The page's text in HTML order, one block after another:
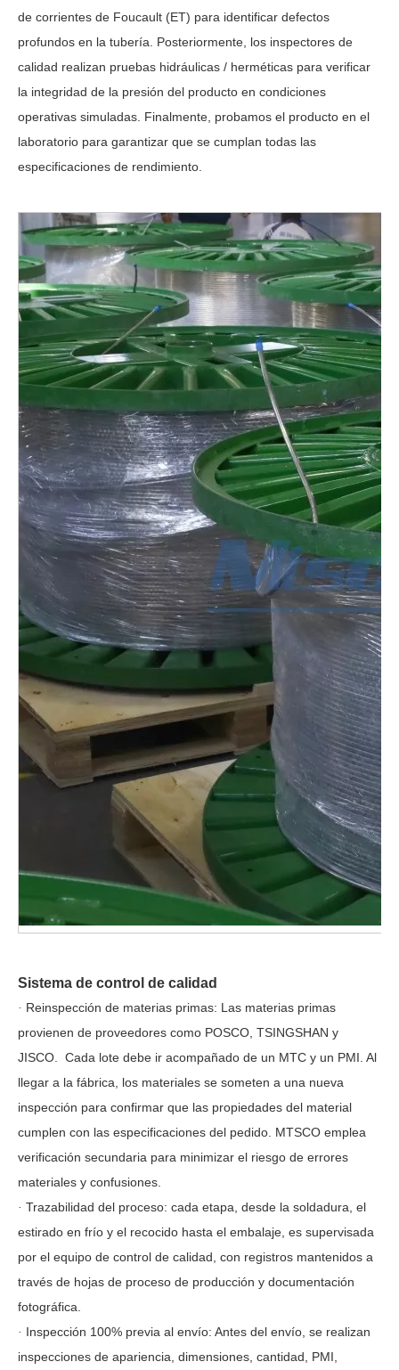
de corrientes de Foucault (ET) para identificar defectos
profundos en la tubería. Posteriormente, los inspectores de
calidad realizan pruebas hidráulicas / herméticas para verificar
la integridad de la presión del producto en condiciones
operativas simuladas. Finalmente, probamos el producto en el
laboratorio para garantizar que se cumplan todas las
especificaciones de rendimiento.
Sistema de control de calidad
· Reinspección de materias primas: Las materias primas
provienen de proveedores como POSCO, TSINGSHAN y
JISCO.
Cada lote debe ir acompañado de un MTC y un PMI. Al
llegar a la fábrica, los materiales se someten a una nueva
inspección para confirmar que las propiedades del material
cumplen con las especificaciones del pedido. MTSCO emplea
verificación secundaria para minimizar el riesgo de errores
materiales y confusiones.
· Trazabilidad del proceso: cada etapa, desde la soldadura, el
estirado en frío y el recocido hasta el embalaje, es supervisada
por el equipo de control de calidad, con registros mantenidos a
través de hojas de proceso de producción y documentación
fotográfica.
· Inspección 100% previa al envío: Antes del envío, se realizan
inspecciones de apariencia, dimensiones, cantidad, PMI,